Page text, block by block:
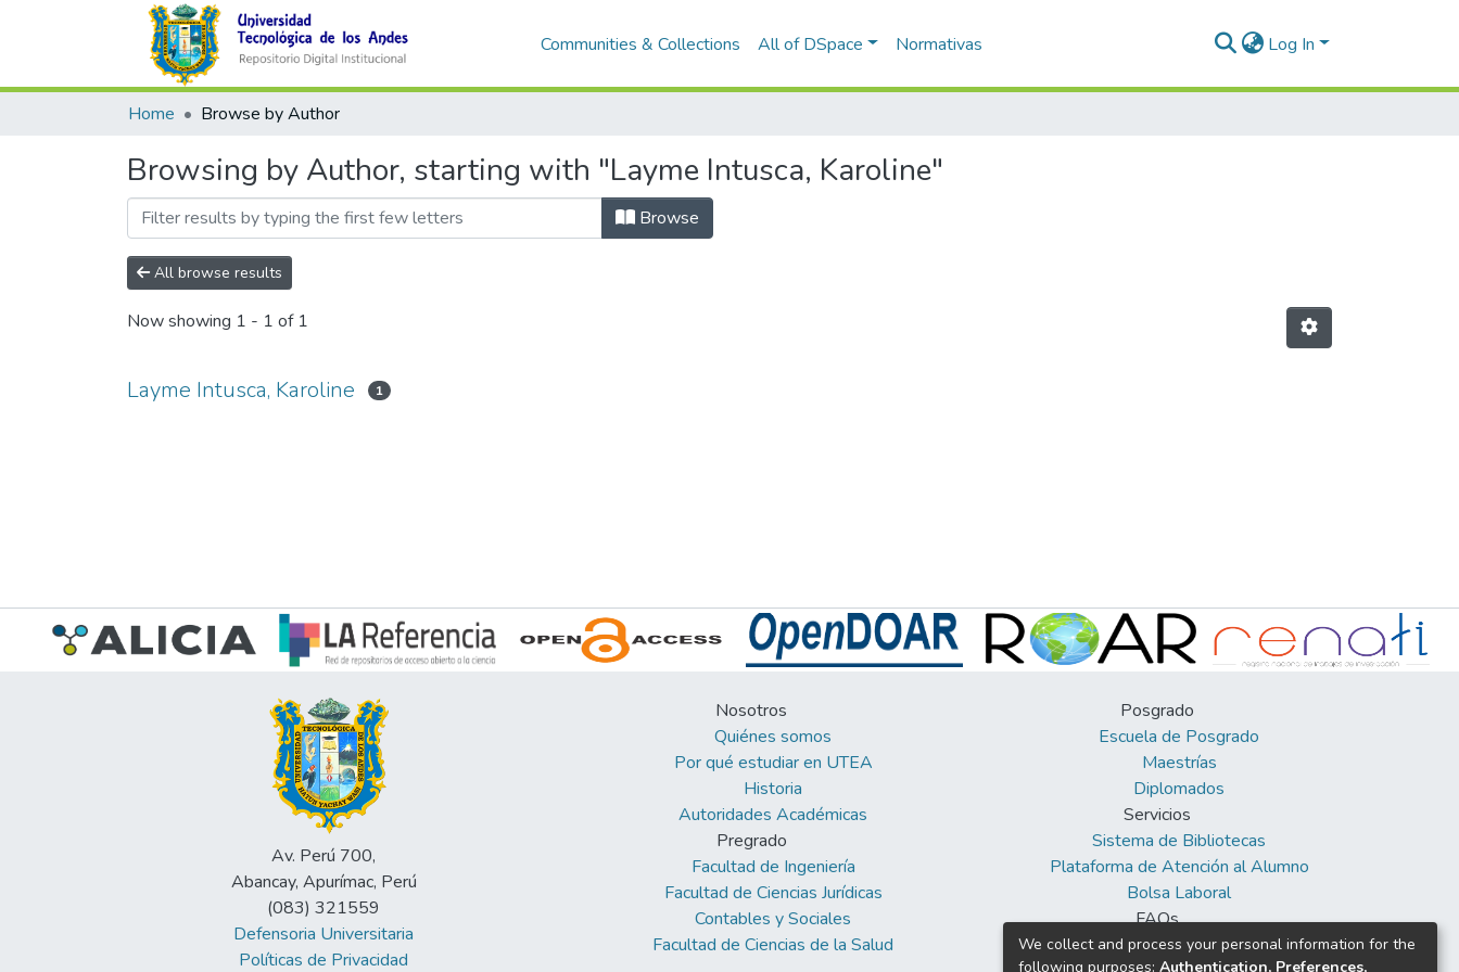
Communities & Collections All of DSpace Normativas Log In
Home Browse by Author
Browsing by Author, starting with "Layme Intusca, Karoline"
Browse
All browse results
Now showing 1 - 1 of 1
Layme Intusca, Karoline 1
Av. Perú 700,
Abancay, Apurímac, Perú
(083) 321559
Defensoria Universitaria
Políticas de Privacidad
Nosotros
Quiénes somos
Por qué estudiar en UTEA
Historia
Autoridades Académicas
Pregrado
Facultad de Ingeniería
Facultad de Ciencias Jurídicas
Contables y Sociales
Facultad de Ciencias de la Salud
Posgrado
Escuela de Posgrado
Maestrías
Diplomados
Servicios
Sistema de Bibliotecas
Plataforma de Atención al Alumno
Bolsa Laboral
FAQs
Facebook
We collect and process your personal information for the
following purposes: Authentication, Preferences,